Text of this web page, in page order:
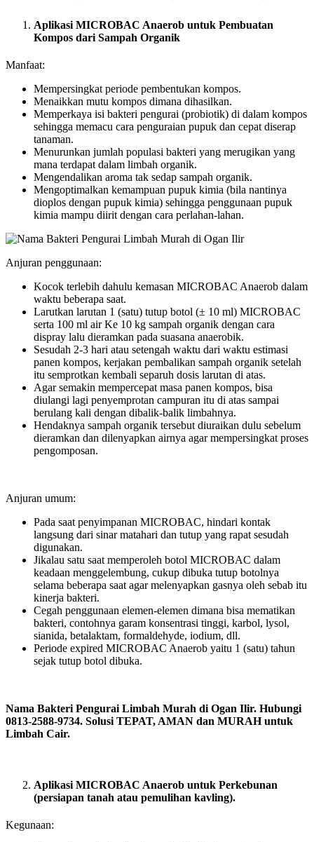
Aplikasi MICROBAC Anaerob untuk Pembuatan
Kompos dari Sampah Organik
Manfaat:
Mempersingkat periode pembentukan kompos.
Menaikkan mutu kompos dimana dihasilkan.
Memperkaya isi bakteri pengurai (probiotik) di dalam kompos
sehingga memacu cara penguraian pupuk dan cepat diserap
tanaman.
Menurunkan jumlah populasi bakteri yang merugikan yang
mana terdapat dalam limbah organik.
Mengendalikan aroma tak sedap sampah organik.
Mengoptimalkan kemampuan pupuk kimia (bila nantinya
dioplos dengan pupuk kimia) sehingga penggunaan pupuk
kimia mampu diirit dengan cara perlahan-lahan.
Anjuran penggunaan:
Kocok terlebih dahulu kemasan MICROBAC Anaerob dalam
waktu beberapa saat.
Larutkan larutan 1 (satu) tutup botol (± 10 ml) MICROBAC
serta 100 ml air Ke 10 kg sampah organik dengan cara
dispray lalu dieramkan pada suasana anaerobik.
Sesudah 2-3 hari atau setengah waktu dari waktu estimasi
panen kompos, kerjakan pembalikan sampah organik setelah
itu semprotkan kembali separuh dosis larutan di atas.
Agar semakin mempercepat masa panen kompos, bisa
diulangi lagi penyemprotan campuran itu di atas sampai
berulang kali dengan dibalik-balik limbahnya.
Hendaknya sampah organik tersebut diuraikan dulu sebelum
dieramkan dan dilenyapkan airnya agar mempersingkat proses
pengomposan.
Anjuran umum:
Pada saat penyimpanan MICROBAC, hindari kontak
langsung dari sinar matahari dan tutup yang rapat sesudah
digunakan.
Jikalau satu saat memperoleh botol MICROBAC dalam
keadaan menggelembung, cukup dibuka tutup botolnya
selama beberapa saat agar melenyapkan gasnya oleh sebab itu
kinerja bakteri.
Cegah penggunaan elemen-elemen dimana bisa mematikan
bakteri, contohnya garam konsentrasi tinggi, karbol, lysol,
sianida, betalaktam, formaldehyde, iodium, dll.
Periode expired MICROBAC Anaerob yaitu 1 (satu) tahun
sejak tutup botol dibuka.
Nama Bakteri Pengurai Limbah Murah di Ogan Ilir. Hubungi
0813-2588-9734. Solusi TEPAT, AMAN dan MURAH untuk
Limbah Cair.
Aplikasi MICROBAC Anaerob untuk Perkebunan
(persiapan tanah atau pemulihan kavling).
Kegunaan: